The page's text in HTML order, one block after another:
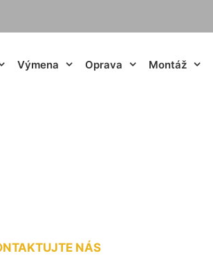
Výmena Oprava Montáž
NÁS